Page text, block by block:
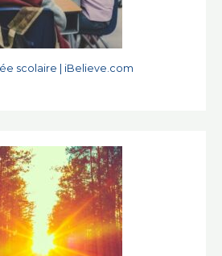
scolaire | iBelieve.com